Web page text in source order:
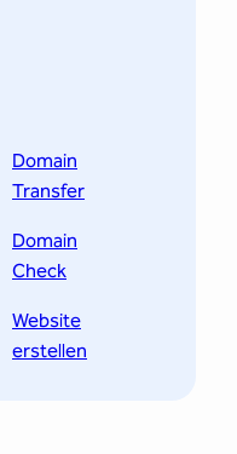
Domain
Transfer
Domain
Check
Website
erstellen